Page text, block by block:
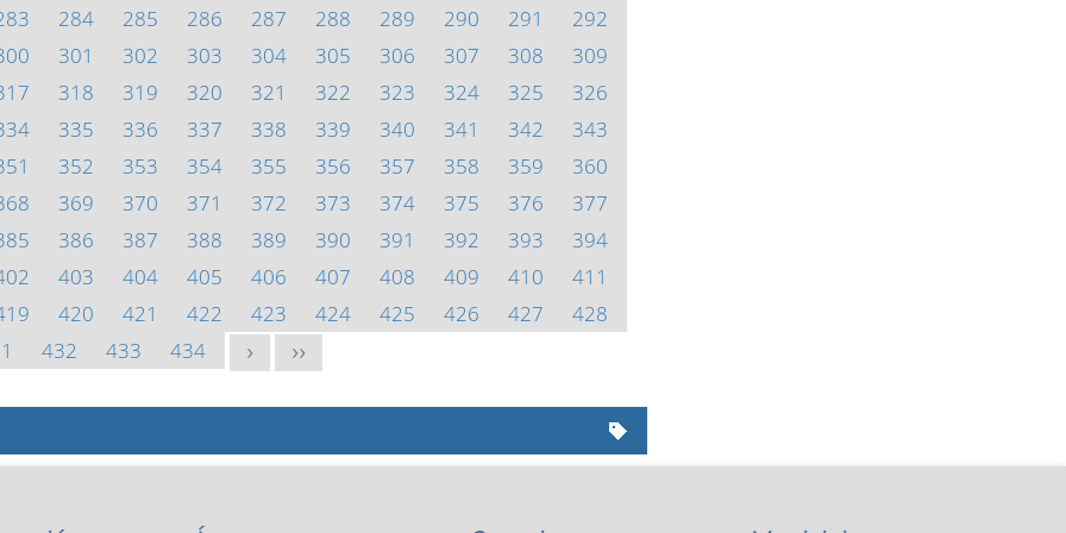
284 285 286 287 288 289 290 291
292
301 302 303 304 305 306 307 308
309
318 319 320 321 322 323 324 325
326
335 336 337 338 339 340 341 342
343
352 353 354 355 356 357 358 359
360
369 370 371 372 373 374 375 376
377
386 387 388 389 390 391 392 393
394
403 404 405 406 407 408 409 410
411
420 421 422 423 424 425 426 427
428
432 433 434 > >>